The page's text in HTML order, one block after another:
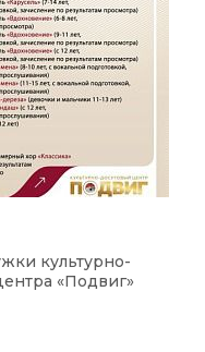
культурно-
«Подвиг»